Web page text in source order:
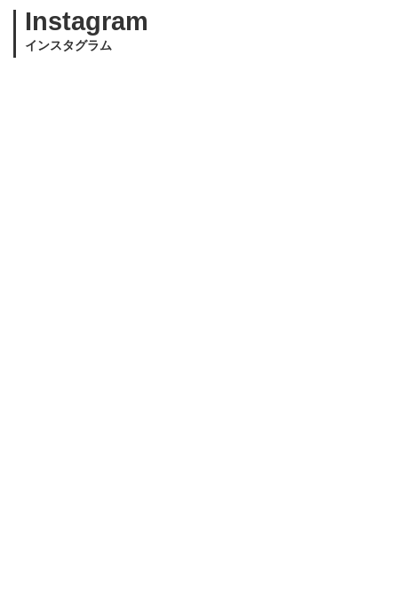
Instagram
インスタグラム